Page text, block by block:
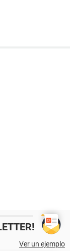
Ver un ejemplo